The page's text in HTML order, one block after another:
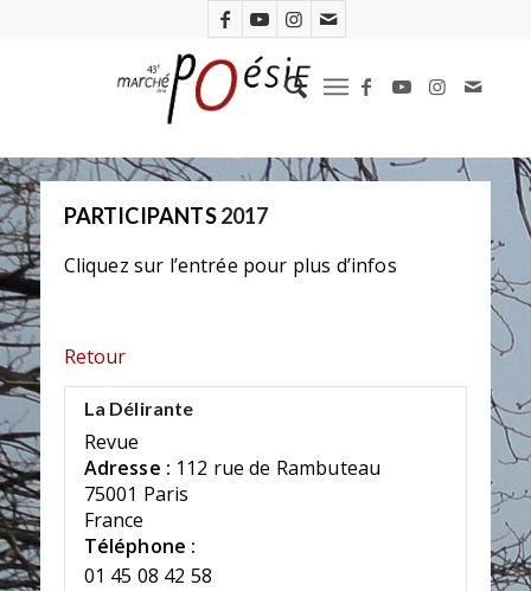
PARTICIPANTS2017
Cliquez sur l’entrée pour plus d’infos
Retour
La Délirante
Revue
Adresse : 112 rue de Rambuteau
75001 Paris
France
Téléphone :
01 45 08 42 58